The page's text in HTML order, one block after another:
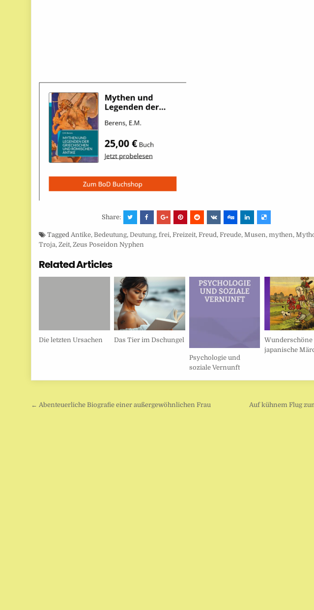
Share:
TaggedAntike,Bedeutung,Deutung,frei,Freizeit,Freud,Freude,Musen,mythen,
Troja,Zeit,Zeus Poseidon Nyphen
Related Articles
Die letzten Ursachen Das Tier im Dschungel
Psychologie und
soziale Vernunft
Wunderschöne
japanische
Beitragsnavigation
← Abenteuerliche Biografie einer außergewöhnlichen Frau Auf kühnem Flug